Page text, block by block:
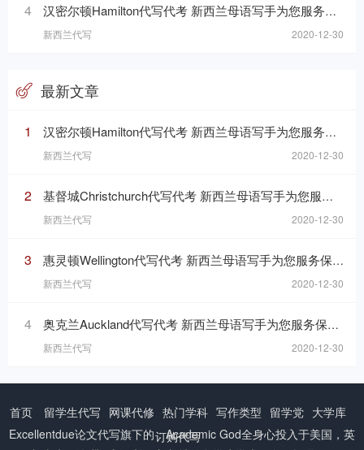
4 汉密尔顿Hamilton代写代考 新西兰母语写手为您服务保障成绩
新西兰代写 2020-12-30
最新文章
1 汉密尔顿Hamilton代写代考 新西兰母语写手为您服务保障成绩
新西兰代写 2020-12-30
2 基督城Christchurch代写代考 新西兰母语写手为您服务保障成绩
新西兰代写 2020-12-30
3 惠灵顿Wellington代写代考 新西兰母语写手为您服务保障成绩
新西兰代写 2020-12-30
4 奥克兰Auckland代写代考 新西兰母语写手为您服务保障成绩
新西兰代写 2020-12-30
首页 留学生代写 网课代修 热门学科 写作类型 留学党 大学库
订购代写
Excellentdue论文代写旗下的：Academic God全身心投入于美国，英